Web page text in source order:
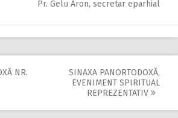
Pr. Gelu Aron, secretar eparhial
NR.
SINAXA PANORTODOXĂ,
EVENIMENT SPIRITUAL
REPREZENTATIV